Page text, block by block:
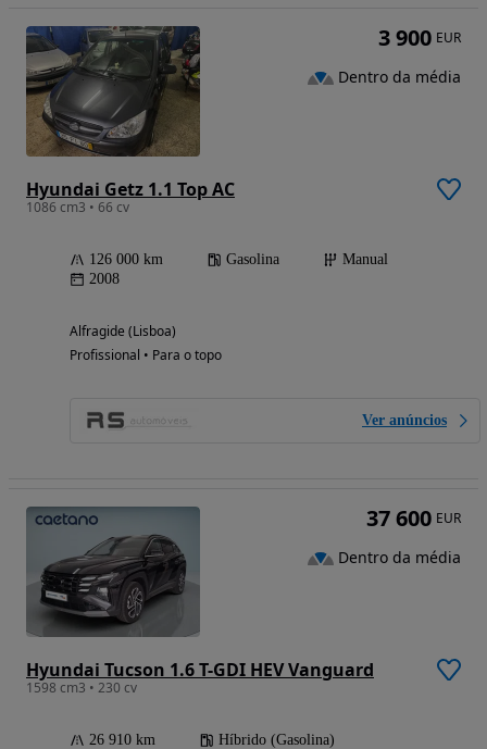
Hyundai Getz 1.1 Top AC
1086 cm3 • 66 cv
126 000 km Gasolina
Manual
2008
Alfragide (Lisboa)
Profissional • Para o topo
Ver anúncios
3 900 EUR
Dentro da média
Hyundai Tucson 1.6 T-GDI HEV Vanguard
1598 cm3 • 230 cv
26 910 km
Híbrido (Gasolina)
37 600 EUR
Dentro da média